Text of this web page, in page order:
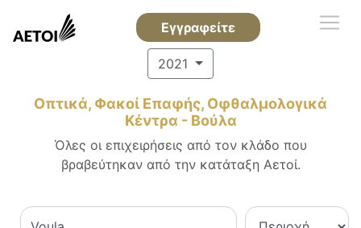
Εγγραφείτε
2021
Οπτικά, Φακοί Επαφής, Οφθαλμολογικά
Κέντρα - Βούλα
Όλες οι επιχειρήσεις από τον κλάδο που
βραβεύτηκαν από την κατάταξη Αετοί.